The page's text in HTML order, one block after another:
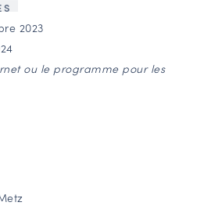
2023
ou le programme pour les